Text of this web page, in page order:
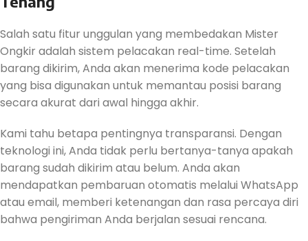
Salah satu fitur unggulan yang membedakan Mister
Ongkir adalah sistem pelacakan real-time. Setelah
barang dikirim, Anda akan menerima kode pelacakan
yang bisa digunakan untuk memantau posisi barang
secara akurat dari awal hingga akhir.
Kami tahu betapa pentingnya transparansi. Dengan
teknologi ini, Anda tidak perlu bertanya-tanya apakah
barang sudah dikirim atau belum. Anda akan
mendapatkan pembaruan otomatis melalui WhatsApp
atau email, memberi ketenangan dan rasa percaya diri
bahwa pengiriman Anda berjalan sesuai rencana.